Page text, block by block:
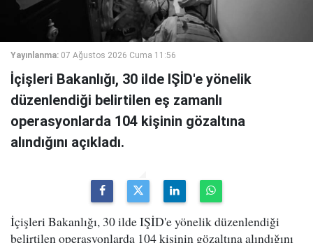
Yayınlanma: 07 Ağustos 2026 Cuma 11:56
İçişleri Bakanlığı, 30 ilde IŞİD'e yönelik
düzenlendiği belirtilen eş zamanlı
operasyonlarda 104 kişinin gözaltına
alındığını açıkladı.
İçişleri Bakanlığı, 30 ilde IŞİD'e yönelik düzenlendiği
belirtilen operasyonlarda 104 kişinin gözaltına alındığını